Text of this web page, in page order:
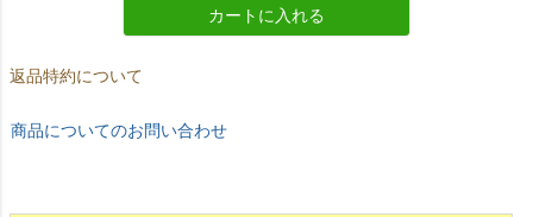
カートに入れる
返品特約について
商品についてのお問い合わせ